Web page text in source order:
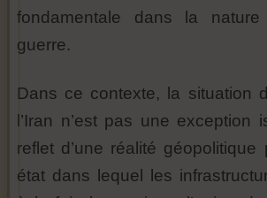
fondamentale dans la
guerre.
Dans ce contexte, la situation
l’Iran n’est pas une exception
reflet d’une réalité
état dans lequel les